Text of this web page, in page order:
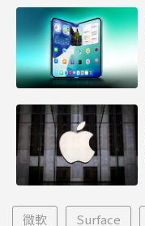
微軟 Surface